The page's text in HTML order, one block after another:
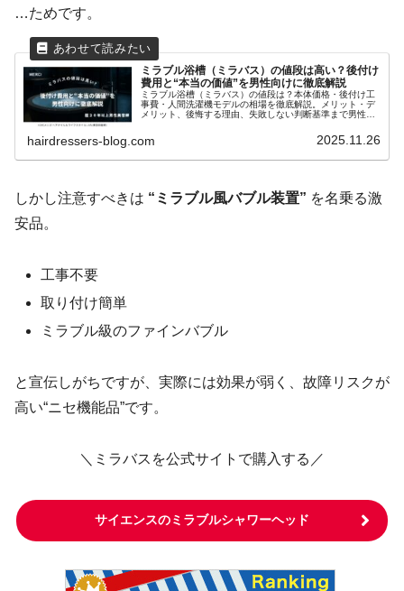
…ためです。
ミラブル浴槽（ミラバス）の値段は高い？後付け
費用と“本当の価値”を男性向けに徹底解説
ミラブル浴槽（ミラバス）の値段は？本体価格・後付け工
事費・人間洗濯機モデルの相場を徹底解説。メリット・デ
メリット、後悔する理由、失敗しない判断基準まで男性向
hairdressers-blog.com 2025.11.26
しかし注意すべきは “ミラブル風バブル装置” を名乗る激
安品。
工事不要
取り付け簡単
ミラブル級のファインバブル
と宣伝しがちですが、実際には効果が弱く、故障リスクが
高い“ニセ機能品”です。
＼ミラバスを公式サイトで購入する／
サイエンスのミラブルシャワーヘッド